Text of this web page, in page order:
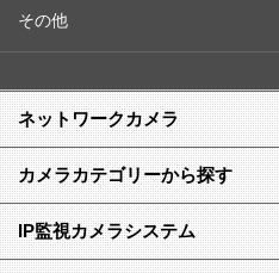
その他
ネットワークカメラ
カメラカテゴリーから探す
IP監視カメラシステム